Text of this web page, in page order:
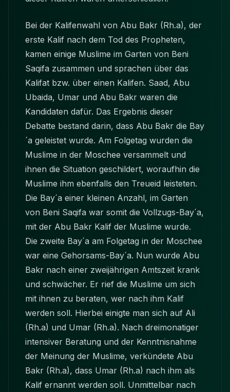
Bei der Kalifenwahl von Abu Bakr (Rh.a), der
erste Kalif nach dem Tod des Propheten,
kamen einige Muslime im Garten von Beni
Saqifa zusammen und sprachen über das
Kalifat bzw. über einen Kalifen. Saad, Abu
Ubaida, Umar und Abu Bakr waren die
Kandidaten dafür. Das Ergebnis dieser
Debatte bestand darin, dass Abu Bakr die Bay
´a geleistet wurde. Am Folgetag wurden die
Muslime in der Moschee versammelt und
ihnen die Situation geschildert, woraufhin die
Muslime ihm ebenfalls den Treueid leisteten.
Die Bay´a einer kleinen Anzahl, im Garten
von Beni Saqifa war somit die Vollzugs-Bay´a,
mit der Abu Bakr Kalif der Muslime wurde.
Die zweite Bay´a am Folgetag in der Moschee
war eine Gehorsams-Bay´a. Nun wurde Abu
Bakr nach einer zweijährigen Amtszeit krank
und schwächer. Er rief die Muslime um sich
mit ihnen zu beraten, wer nach ihm Kalif
werden soll. Hierbei einigte man sich auf Ali
(Rh.a) und Umar (Rh.a). Nach dreimonatiger
intensiver Beratung und der Kenntnisnahme
der Meinung der Muslime, verkündete Abu
Bakr (Rh.a), dass Umar (Rh.a) nach ihm als
Kalif ernannt werden soll. Unmittelbar nach